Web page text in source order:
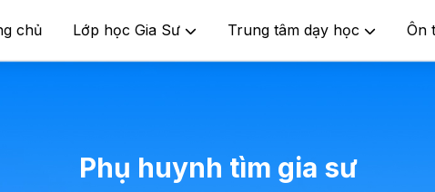
chủ Lớp học Gia Sư Trung tâm dạy học Ôn
Phụ huynh tìm gia sư